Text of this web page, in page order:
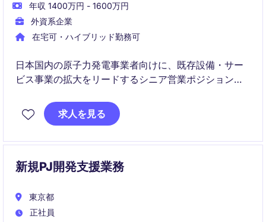
年収 1400万円 - 1600万円
外資系企業
在宅可・ハイブリッド勤務可
日本国内の原子力発電事業者向けに、既存設備・サー
ビス事業の拡大をリードするシニア営業ポジションで
客関係構築および事業成長に貢献いただきます。
求人を見る
新規PJ開発支援業務
東京都
正社員